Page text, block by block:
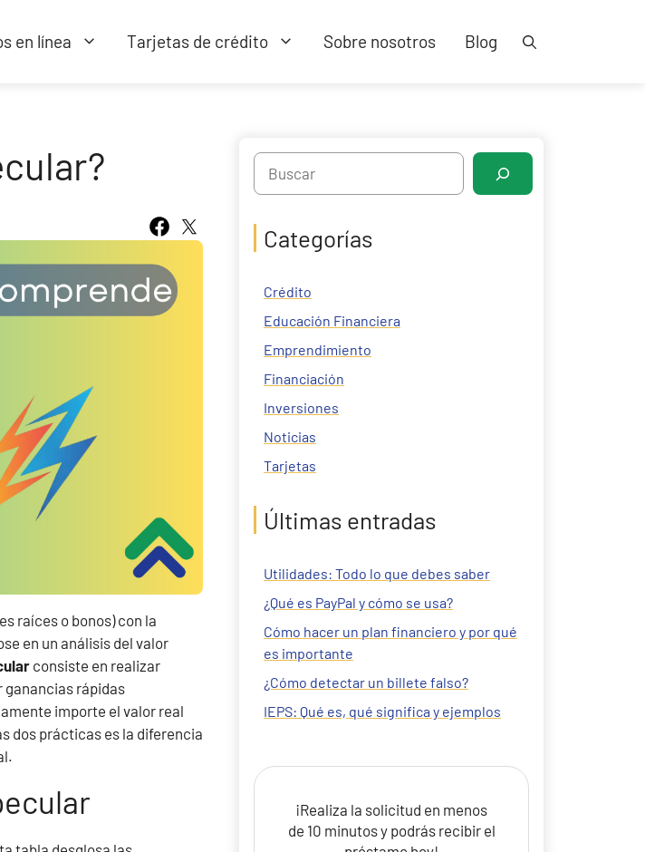
en línea Tarjetas de crédito Sobre nosotros Blog
raíces o bonos) con la
en un análisis del valor
consiste en realizar
ganancias rápidas
importe el valor real
dos prácticas es la diferencia
Search
Categorías
Crédito
Educación Financiera
Emprendimiento
Financiación
Inversiones
Noticias
Tarjetas
Últimas entradas
Utilidades: Todo lo que debes saber
¿Qué es PayPal y cómo se usa?
Cómo hacer un plan financiero y por qué
es importante
¿Cómo detectar un billete falso?
IEPS: Qué es, qué significa y ejemplos
¡Realiza la solicitud en menos
de 10 minutos y podrás recibir el